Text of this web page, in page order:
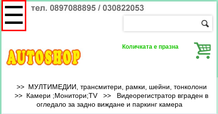
Количката е празна
☰
>> МУЛТИМЕДИИ, трансмитери, рамки, шейни, тонколони
>> Камери ;Монитори;TV>> Видеорегистратор вграден в
огледало за задно виждане и паркинг камера